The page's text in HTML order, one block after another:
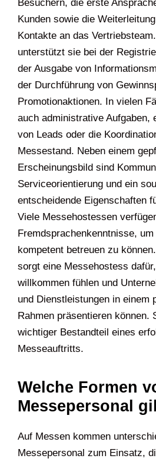
Besuchern, die erste
Kunden sowie die
Kontakte an das
unterstützt sie bei der
der Ausgabe von
der Durchführung von
Promotionaktionen. In vielen
auch administrative Aufgaben,
von Leads oder die
Messestand. Neben einem
Erscheinungsbild sind
Serviceorientierung und ein
entscheidende Eigenschaften
Viele Messehostessen
Fremdsprachenkenntnisse,
kompetent betreuen zu
sorgt eine Messehostess
willkommen fühlen und
und Dienstleistungen in einem
Rahmen präsentieren können.
wichtiger Bestandteil eines
Messeauftritts.
Welche Formen
Messepersonal
Auf Messen kommen
Messepersonal zum Einsatz,